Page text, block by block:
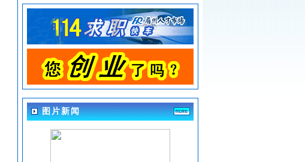
眉山市中医医院关于“2026春季人才招聘”拟录
四川大学华西第二医院眉山市妇女儿童医院 眉
山市妇幼保健院关于眉山市第一托育园拟聘用
工作人员的公示(4-23)
眉山市东坡区妇幼保健计划生育服务中心关于
招聘幼儿教师、小学教师拟聘用人员的公示
(4-17)
眉山市东坡区妇幼保健计划生育服务中心关于
招聘临聘人员递补人员体检事项的公告(4-10)
眉山市东坡区妇幼保健计划生育服务中心关于
图片新闻